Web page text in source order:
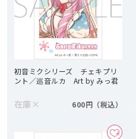
初音ミクシリーズ チェキプリ
ント／巡音ルカ Art by みっ君
在庫 × 600円